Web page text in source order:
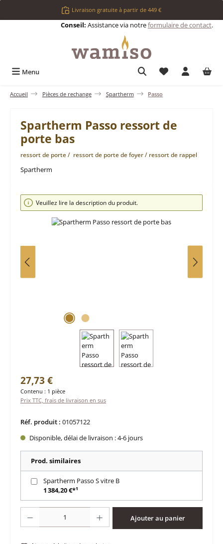
Passer au contenu principalLivraison gratuite à partir de 449 €
Conseil: Assistance via notreformulaire de contact.
Menu Vous avez 0
Accueil Pièces de rechange Spartherm Passo
Spartherm Passo ressort de
porte bas
ressort de porte / ressort de porte de foyer / ressort de rappel
Spartherm
Ignorer la galerie d'images
Veuillez lire la description du produit.
Prix régulier :
27,73 €
Contenu : 1 pièce
Prix TTC, frais de livraison en sus
Réf. produit : 01057122
Disponible, délai de livraison : 4-6 jours
Prod. similaires
Spartherm Passo S vitre B
1 384,20 €*¹
Ajouter au panier